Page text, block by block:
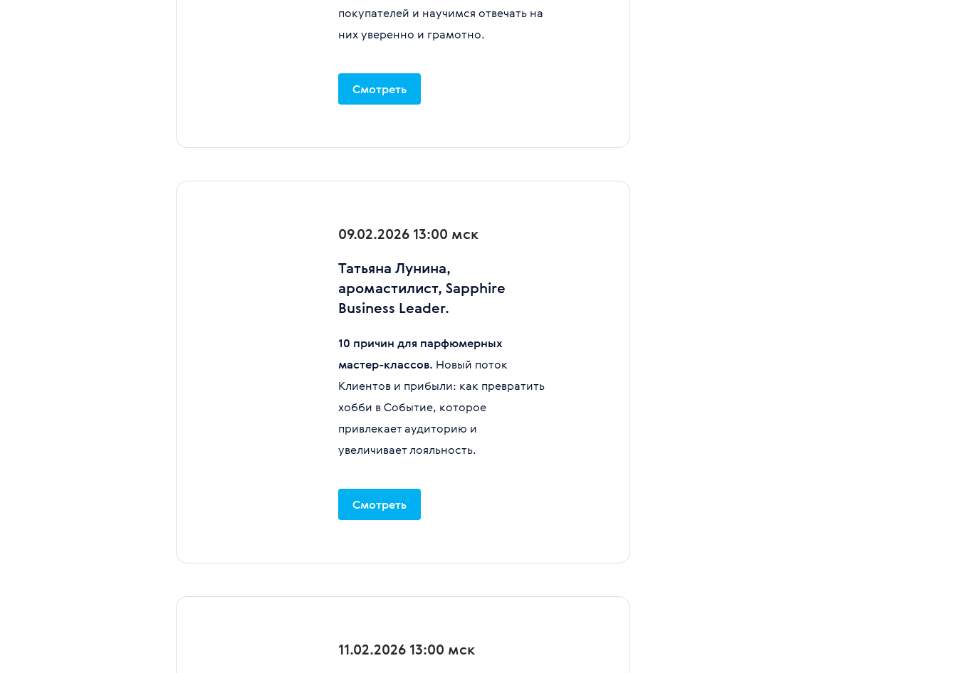
покупателей и научимся отвечать на
них уверенно и грамотно.
Смотреть
09.02.2026 13:00 мск
Татьяна Лунина,
аромастилист, Sapphire
Business Leader.
10 причин для парфюмерных
мастер-классов. Новый поток
Клиентов и прибыли: как превратить
хобби в Событие, которое
привлекает аудиторию и
увеличивает лояльность.
Смотреть
11.02.2026 13:00 мск